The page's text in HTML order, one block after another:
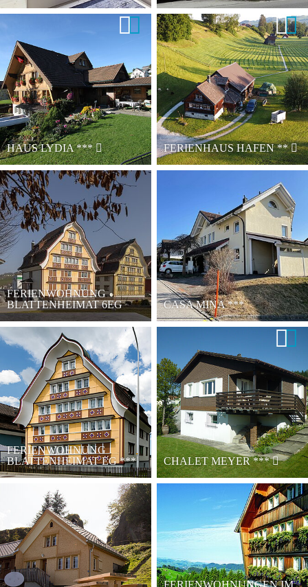
HAUS LYDIA*** FERIENHAUS HAFEN**
FERIENWOHNUNG
BLATTENHEIMAT 6EG
CASA MINA***
FERIENWOHNUNG
BLATTENHEIMAT EG*** CHALET MEYER***
FERIENWOHNUNGEN IM